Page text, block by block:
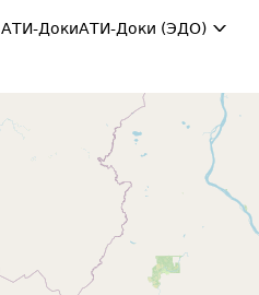
АТИ-ДокиАТИ-Доки (ЭДО)